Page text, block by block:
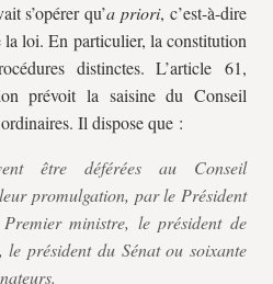
s’opérer qu’a priori, c’est-à-dire
la loi. En particulier, la constitution
distinctes. L’article 61,
prévoit la saisine du Conseil
Il dispose que :
être déférées au Conseil
promulgation, par le Président
ministre, le président de
le président du Sénat ou soixante